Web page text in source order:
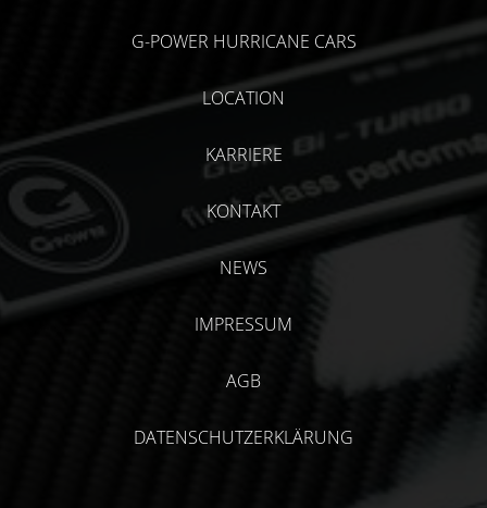
G-POWER HURRICANE CARS
LOCATION
KARRIERE
KONTAKT
NEWS
IMPRESSUM
AGB
DATENSCHUTZERKLÄRUNG